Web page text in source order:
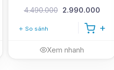
4.490.000 2.990.000
So sánh
Xem nhanh